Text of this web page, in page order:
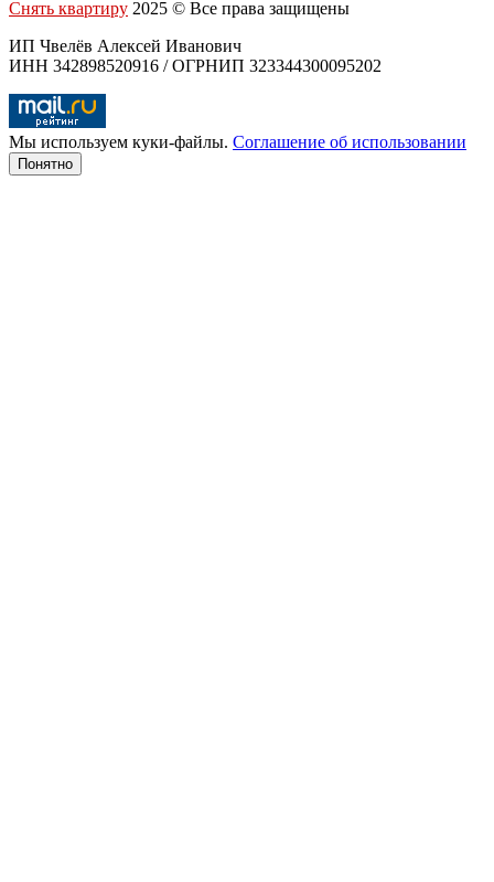
Снять квартиру 2025 © Все права защищены
ИП Чвелёв Алексей Иванович
ИНН 342898520916 / ОГРНИП 323344300095202
Мы используем куки-файлы. Соглашение об использовании
Понятно